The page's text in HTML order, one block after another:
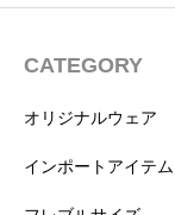
CATEGORY
オリジナルウェア
インポートアイテム